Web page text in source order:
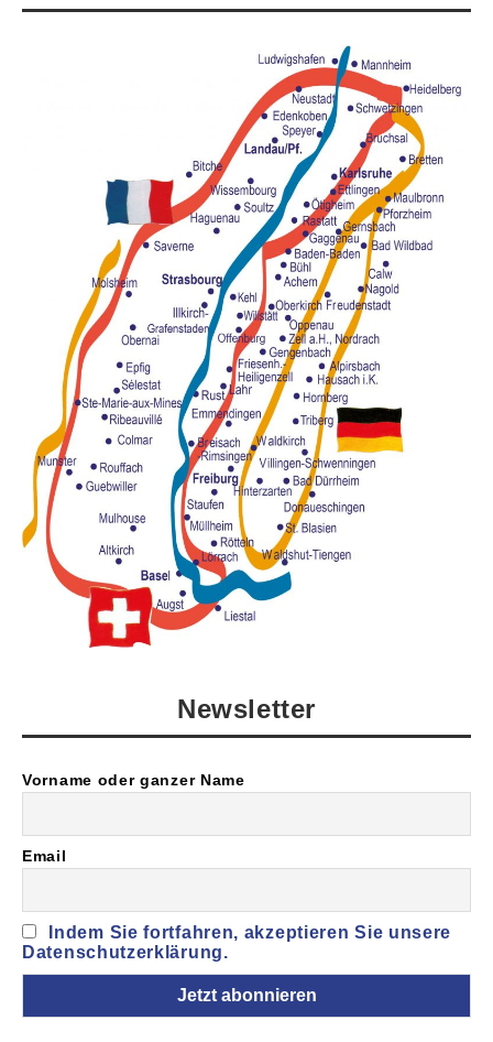
Newsletter
Vorname oder ganzer Name
Email
Indem Sie fortfahren, akzeptieren Sie unsere
Datenschutzerklärung.